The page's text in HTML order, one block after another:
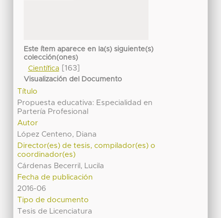
Este ítem aparece en la(s) siguiente(s)
colección(ones)
Científica[163]
Visualización del Documento
Título
Propuesta educativa: Especialidad en
Partería Profesional
Autor
López Centeno, Diana
Director(es) de tesis, compilador(es) o
coordinador(es)
Cárdenas Becerril, Lucila
Fecha de publicación
2016-06
Tipo de documento
Tesis de Licenciatura